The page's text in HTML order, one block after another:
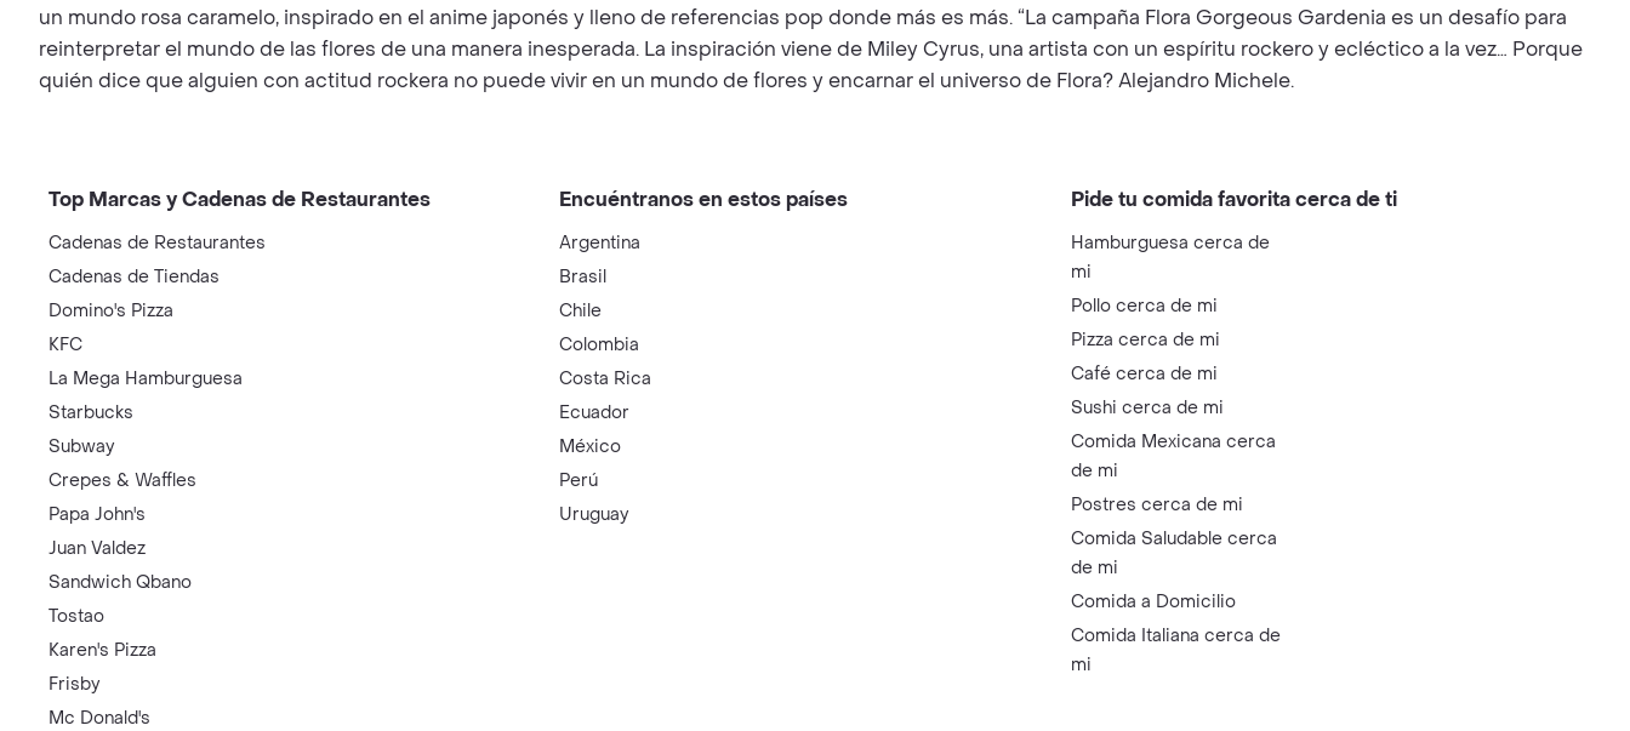
un mundo rosa caramelo, inspirado en el anime japonés y lleno de referencias pop donde más es más. “La campaña Flora Gorgeous Gardenia es un desafío para
reinterpretar el mundo de las flores de una manera inesperada. La inspiración viene de Miley Cyrus, una artista con un espíritu rockero y ecléctico a la vez… Porque
quién dice que alguien con actitud rockera no puede vivir en un mundo de flores y encarnar el universo de Flora? Alejandro Michele.
Top Marcas y Cadenas de Restaurantes
Cadenas de Restaurantes
Cadenas de Tiendas
Domino's Pizza
KFC
La Mega Hamburguesa
Starbucks
Subway
Crepes & Waffles
Papa John's
Juan Valdez
Sandwich Qbano
Tostao
Karen's Pizza
Frisby
Mc Donald's
Encuéntranos en estos países
Argentina
Brasil
Chile
Colombia
Costa Rica
Ecuador
México
Perú
Uruguay
Pide tu comida favorita cerca de ti
Hamburguesa cerca de
mi
Pollo cerca de mi
Pizza cerca de mi
Café cerca de mi
Sushi cerca de mi
Comida Mexicana cerca
de mi
Postres cerca de mi
Comida Saludable cerca
de mi
Comida a Domicilio
Comida Italiana cerca de
mi